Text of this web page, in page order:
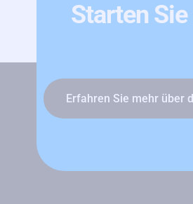
Starten
Erfahren Sie mehr über